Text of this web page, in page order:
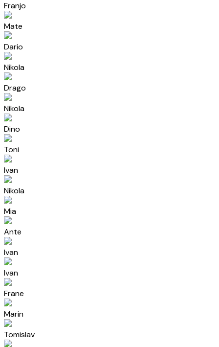
Franjo
Mate
Dario
Nikola
Drago
Nikola
Dino
Toni
Ivan
Nikola
Mia
Ante
Ivan
Ivan
Frane
Marin
Tomislav